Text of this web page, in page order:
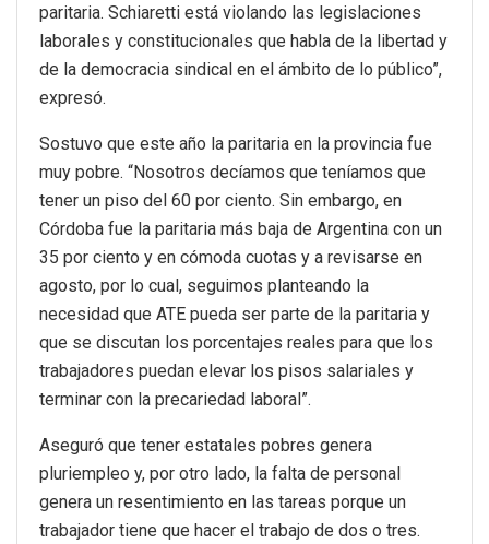
paritaria. Schiaretti está violando las legislaciones
laborales y constitucionales que habla de la libertad y
de la democracia sindical en el ámbito de lo público”,
expresó.
Sostuvo que este año la paritaria en la provincia fue
muy pobre. “Nosotros decíamos que teníamos que
tener un piso del 60 por ciento. Sin embargo, en
Córdoba fue la paritaria más baja de Argentina con un
35 por ciento y en cómoda cuotas y a revisarse en
agosto, por lo cual, seguimos planteando la
necesidad que ATE pueda ser parte de la paritaria y
que se discutan los porcentajes reales para que los
trabajadores puedan elevar los pisos salariales y
terminar con la precariedad laboral”.
Aseguró que tener estatales pobres genera
pluriempleo y, por otro lado, la falta de personal
genera un resentimiento en las tareas porque un
trabajador tiene que hacer el trabajo de dos o tres.